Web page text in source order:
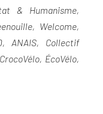
& Humanisme,
Welcome,
ANAIS, Collectif
ÉcoVélo,